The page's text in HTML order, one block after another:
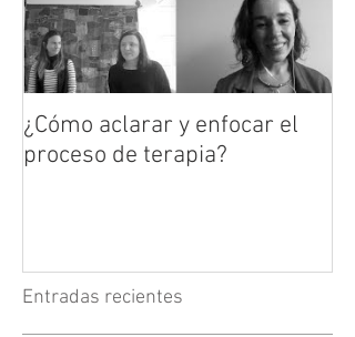
¿Cómo aclarar y enfocar el
proceso de terapia?
Entradas recientes